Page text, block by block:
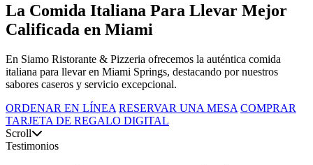
La Comida Italiana Para Llevar Mejor
Calificada en Miami
En Siamo Ristorante & Pizzeria ofrecemos la auténtica comida
italiana para llevar en Miami Springs, destacando por nuestros
sabores caseros y servicio excepcional.
ORDENAR EN LÍNEA RESERVAR UNA MESA COMPRAR
TARJETA DE REGALO DIGITAL
Scroll
Testimonios